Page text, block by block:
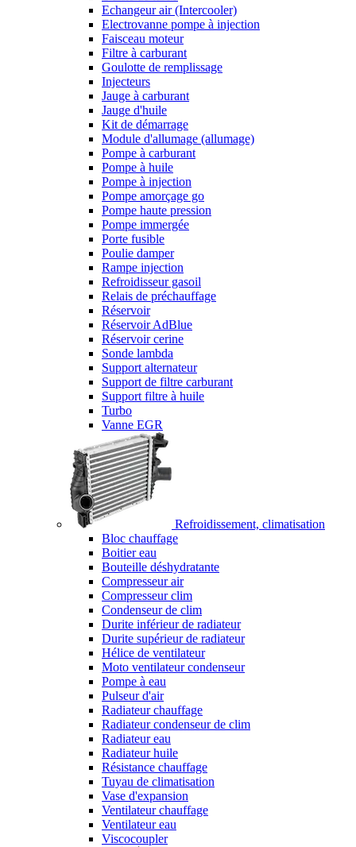
Echangeur air (Intercooler)
Electrovanne pompe à injection
Faisceau moteur
Filtre à carburant
Goulotte de remplissage
Injecteurs
Jauge à carburant
Jauge d'huile
Kit de démarrage
Module d'allumage (allumage)
Pompe à carburant
Pompe à huile
Pompe à injection
Pompe amorçage go
Pompe haute pression
Pompe immergée
Porte fusible
Poulie damper
Rampe injection
Refroidisseur gasoil
Relais de préchauffage
Réservoir
Réservoir AdBlue
Réservoir cerine
Sonde lambda
Support alternateur
Support de filtre carburant
Support filtre à huile
Turbo
Vanne EGR
Refroidissement, climatisation
Bloc chauffage
Boitier eau
Bouteille déshydratante
Compresseur air
Compresseur clim
Condenseur de clim
Durite inférieur de radiateur
Durite supérieur de radiateur
Hélice de ventilateur
Moto ventilateur condenseur
Pompe à eau
Pulseur d'air
Radiateur chauffage
Radiateur condenseur de clim
Radiateur eau
Radiateur huile
Résistance chauffage
Tuyau de climatisation
Vase d'expansion
Ventilateur chauffage
Ventilateur eau
Viscocoupler